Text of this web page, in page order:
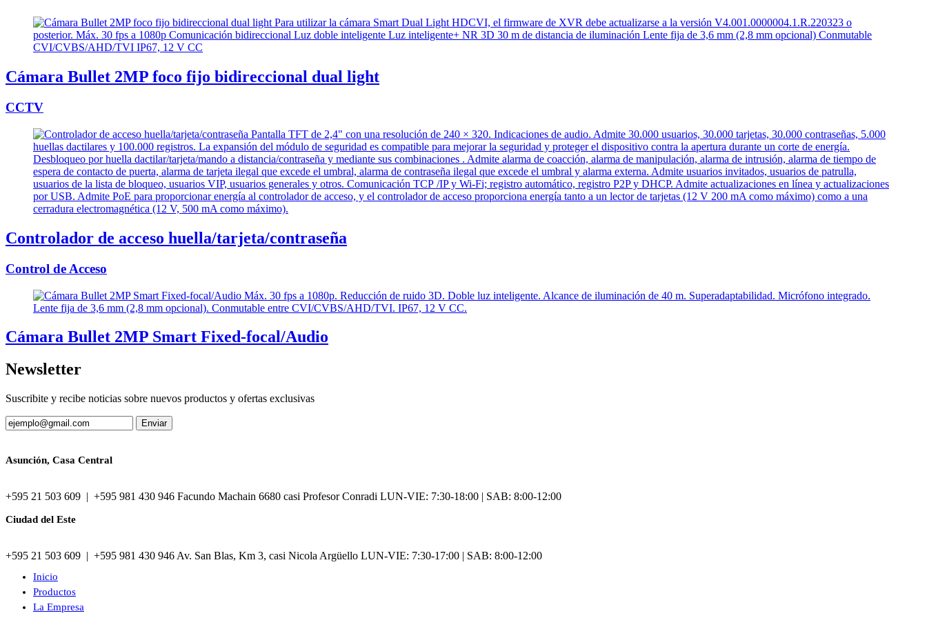
Cámara Bullet 2MP foco fijo bidireccional dual light
CCTV
Controlador de acceso huella/tarjeta/contraseña
Control de Acceso
Cámara Bullet 2MP Smart Fixed-focal/Audio
Newsletter
Suscribite y recibe noticias sobre nuevos productos y ofertas exclusivas
Asunción, Casa Central
+595 21 503 609 | +595 981 430 946 Facundo Machain 6680 casi Profesor Conradi LUN-VIE: 7:30-18:00 | SAB: 8:00-12:00
Ciudad del Este
+595 21 503 609 | +595 981 430 946 Av. San Blas, Km 3, casi Nicola Argüello LUN-VIE: 7:30-17:00 | SAB: 8:00-12:00
Inicio
Productos
La Empresa